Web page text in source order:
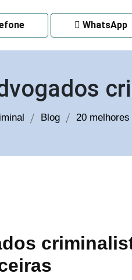
WhatsApp
Blog 20